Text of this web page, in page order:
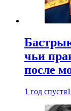
чьи
после
1 год спустя